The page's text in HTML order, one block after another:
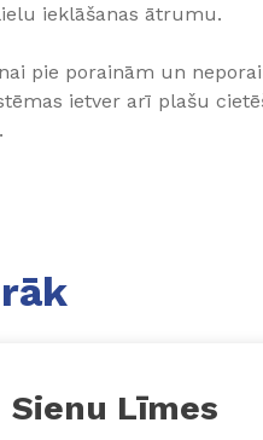
ieklāšanas ātrumu.
pie porainām un
ietver arī plašu
Sienu Līmes